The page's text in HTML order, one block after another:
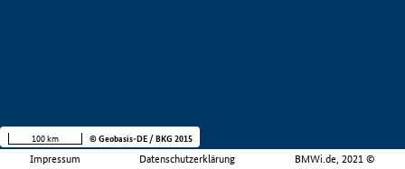
Impressum Datenschutzerklärung BMWi.de, 2021 ©
100 km © Geobasis-DE / BKG 2015